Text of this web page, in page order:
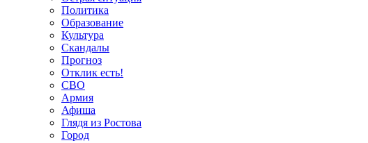
Политика
Образование
Культура
Скандалы
Прогноз
Отклик есть!
СВО
Армия
Афиша
Глядя из Ростова
Город